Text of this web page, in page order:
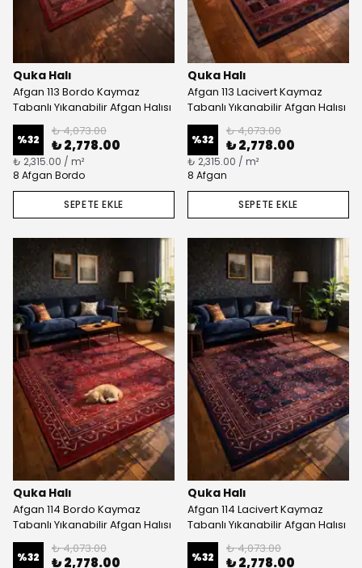
Quka Halı
Afgan 113 Bordo Kaymaz
Tabanlı Yıkanabilir Afgan Halısı
%32
₺ 4,073.00
₺ 2,778.00
₺ 2,315.00 / m²
8 Afgan Bordo
SEPETE EKLE
Quka Halı
Afgan 113 Lacivert Kaymaz
Tabanlı Yıkanabilir Afgan Halısı
%32
₺ 4,073.00
₺ 2,778.00
₺ 2,315.00 / m²
8 Afgan
SEPETE EKLE
Quka Halı
Afgan 114 Bordo Kaymaz
Tabanlı Yıkanabilir Afgan Halısı
%32
₺ 4,073.00
₺ 2,778.00
Quka Halı
Afgan 114 Lacivert Kaymaz
Tabanlı Yıkanabilir Afgan Halısı
%32
₺ 4,073.00
₺ 2,778.00